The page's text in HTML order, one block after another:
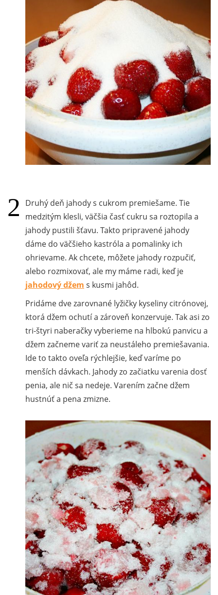
Druhý deň jahody s cukrom premiešame. Tie
medzitým klesli, väčšia časť cukru sa roztopila a
jahody pustili šťavu. Takto pripravené jahody
dáme do väčšieho kastróla a pomalinky ich
ohrievame. Ak chcete, môžete jahody rozpučiť,
alebo rozmixovať, ale my máme radi, keď je
jahodový džem s kusmi jahôd.
Pridáme dve zarovnané lyžičky kyseliny citrónovej,
ktorá džem ochutí a zároveň konzervuje. Tak asi zo
tri-štyri naberačky vyberieme na hlbokú panvicu a
džem začneme variť za neustáleho premiešavania.
Ide to takto oveľa rýchlejšie, keď varíme po
menších dávkach. Jahody zo začiatku varenia dosť
penia, ale nič sa nedeje. Varením začne džem
hustnúť a pena zmizne.